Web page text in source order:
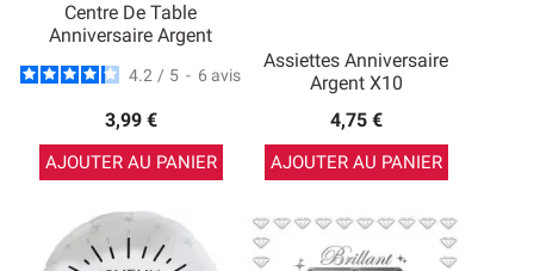
Centre De Table
Anniversaire Argent
4.2 / 5 - 6 avis
3,99 €
AJOUTER AU PANIER
Assiettes Anniversaire
Argent X10
4,75 €
AJOUTER AU PANIER